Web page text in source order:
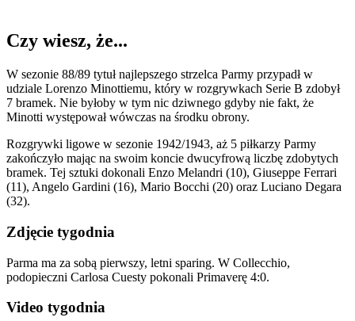
Czy wiesz, że...
W sezonie 88/89 tytuł najlepszego strzelca Parmy przypadł w
udziale Lorenzo Minottiemu, który w rozgrywkach Serie B zdobył
7 bramek. Nie byłoby w tym nic dziwnego gdyby nie fakt, że
Minotti występował wówczas na środku obrony.
Rozgrywki ligowe w sezonie 1942/1943, aż 5 piłkarzy Parmy
zakończyło mając na swoim koncie dwucyfrową liczbę zdobytych
bramek. Tej sztuki dokonali Enzo Melandri (10), Giuseppe Ferrari
(11), Angelo Gardini (16), Mario Bocchi (20) oraz Luciano Degara
(32).
Zdjęcie tygodnia
Parma ma za sobą pierwszy, letni sparing. W Collecchio,
podopieczni Carlosa Cuesty pokonali Primaverę 4:0.
Video tygodnia